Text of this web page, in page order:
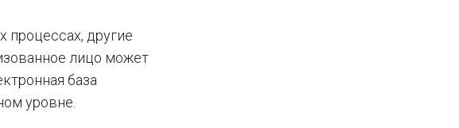
другие
лицо может
база
уровне.